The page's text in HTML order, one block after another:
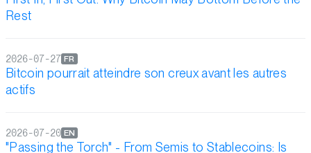
Rest
Bitcoin pourrait atteindre son creux avant les autres
actifs
FR
2026-07-27
"Passing the Torch" - From Semis to Stablecoins: Is
EN
2026-07-20